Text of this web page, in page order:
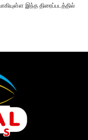
இந்த திரைப்படத்தில்